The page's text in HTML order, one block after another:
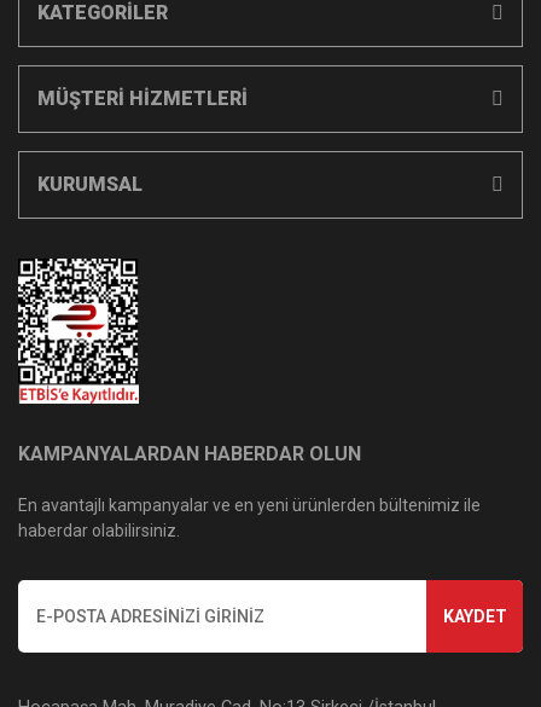
KATEGORİLER
MÜŞTERİ HİZMETLERİ
KURUMSAL
KAMPANYALARDAN HABERDAR OLUN
En avantajlı kampanyalar ve en yeni ürünlerden bültenimiz ile
haberdar olabilirsiniz.
KAYDET